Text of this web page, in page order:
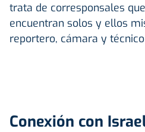
trata de corresponsales
encuentran solos y ellos
reportero, cámara y
Conexión con